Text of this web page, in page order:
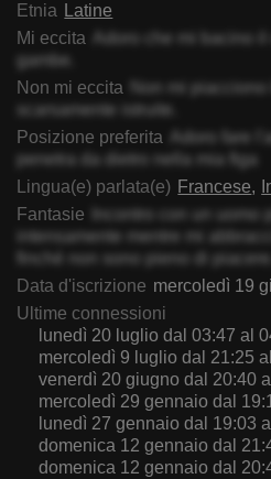
Etnia Latine
Mi eccita
Adoro che mi bacino
gambe.
Non mi eccita
Non mi
scarsamente istruite.
Posizione preferita
Adoro fare
penetra da dietro nella mia figa
Lingua(e) parlata(e) Francese
Fantasie
Incontro con un
intensamente mentre mi
finché non sono pieno di piacere.
Data d'iscrizione mercoledì 19
Ultime connessioni
lunedì 20 luglio dal 03:47 al
mercoledì 9 luglio dal 21:25
venerdì 20 giugno dal 20:40
mercoledì 29 gennaio dal
lunedì 27 gennaio dal 19:03
domenica 12 gennaio dal
domenica 12 gennaio dal